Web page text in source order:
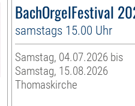
BachOrgelFestival
samstags 15.00 Uhr
Samstag, 04.07.2026 bis
Samstag, 15.08.2026
Thomaskirche